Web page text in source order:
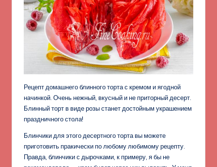
Рецепт домашнего блинного торта с кремом и ягодной
начинкой. Очень нежный, вкусный и не приторный десерт.
Блинный торт в виде розы станет достойным украшением
праздничного стола!
Блинчики для этого десертного торта вы можете
приготовить пракически по любому любимому рецепту.
Правда, блинчики с дырочками, к примеру, я бы не